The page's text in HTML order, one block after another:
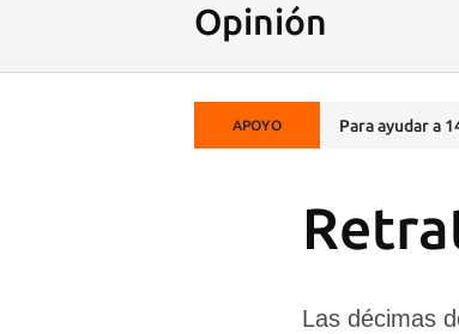
Opinión
APOYO Para ayudar a
Las décimas